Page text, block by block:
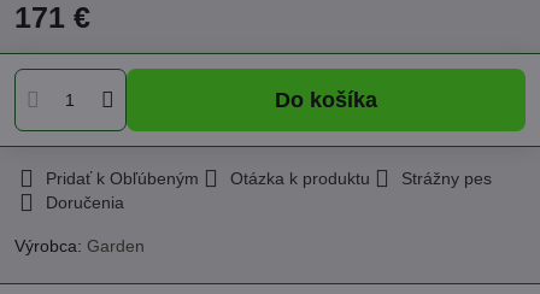
171 €
Do košíka
Pridať k Obľúbeným Otázka k produktu
Strážny pes
Doručenia
Výrobca: Garden